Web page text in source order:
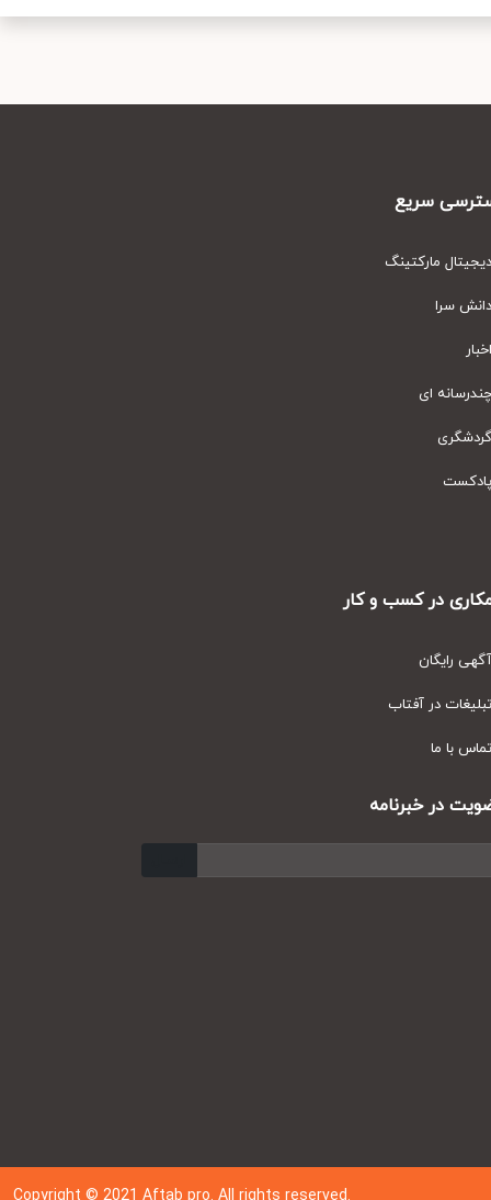
سریع
مارکتینگ
سرا
ای
در کسب و کار
رایگان
در آفتاب
با ما
در خبرنامه